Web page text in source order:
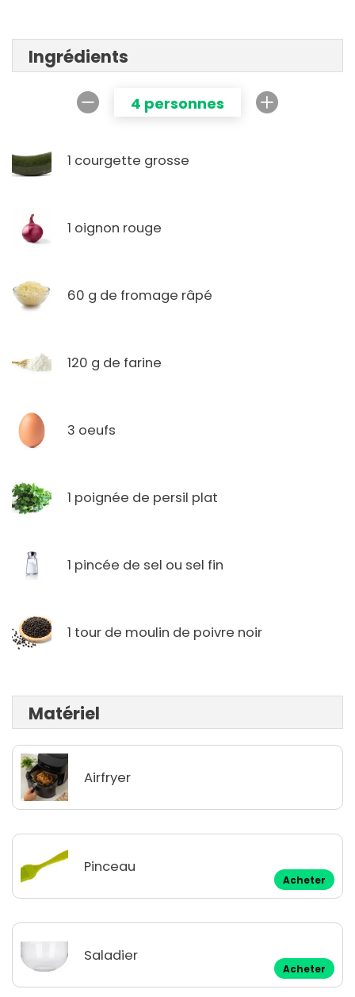
Ingrédients
4 personnes
1 courgette grosse
1 oignon rouge
60 g de fromage râpé
120 g de farine
3 oeufs
1 poignée de persil plat
1 pincée de sel ou sel fin
1 tour de moulin de poivre noir
Matériel
Airfryer
Pinceau
Acheter
Saladier
Acheter